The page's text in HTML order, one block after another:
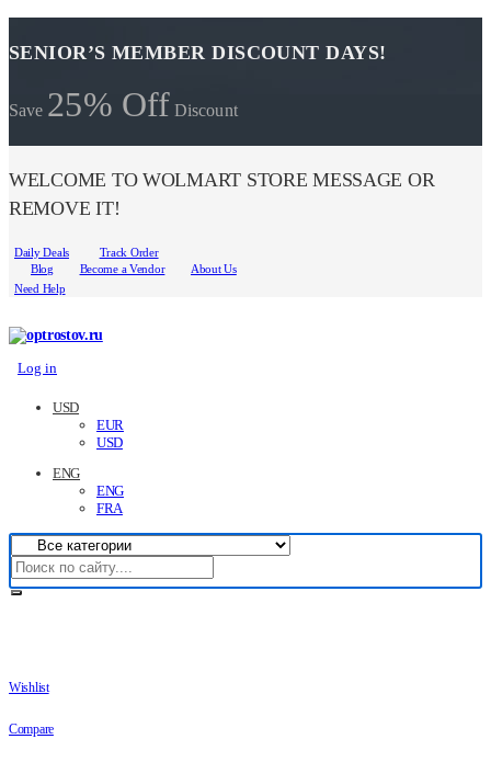
SENIOR’S MEMBER DISCOUNT DAYS!
Save 25% Off Discount
WELCOME TO WOLMART STORE MESSAGE OR
REMOVE IT!
Daily Deals
Track Order
Blog
Become a Vendor
About Us
Need Help
Log in
USD
EUR
USD
ENG
ENG
FRA
Wishlist
Compare